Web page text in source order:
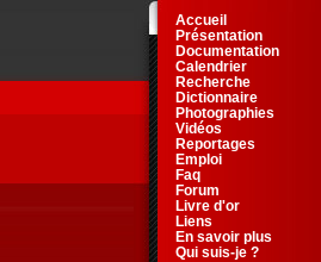
Accueil
Présentation
Documentation
Calendrier
Recherche
Dictionnaire
Photographies
Vidéos
Reportages
Emploi
Faq
Forum
Livre d'or
Liens
En savoir plus
Qui suis-je ?